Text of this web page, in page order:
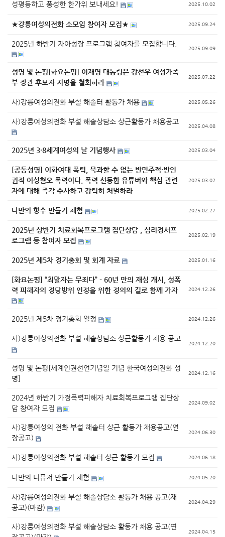
성평등하고 풍성한 한가위 보내세요! 2025.10.02
★강릉여성의전화 소모임 참여자 모집★ 2025.09.24
2025년 하반기 자아성장 프로그램 참여자를 모집합니다.
2025.09.09
성명 및 논평[화요논평] 이재명 대통령은 강선우 여성가족
부 장관 후보자 지명을 철회하라
2025.07.22
사)강릉여성의전화 부설 해솔터 활동가 채용 2025.05.26
사)강릉여성의전화 부설 해솔상담소 상근활동가 채용공고
2025.04.08
2025년 3·8세계여성의 날 기념행사 2025.03.04
[공동성명] 이화여대 폭력, 묵과할 수 없는 반민주적·반인
권적 여성혐오 폭력이다. 폭력 선동한 유튜버와 핵심 관련
자에 대해 즉각 수사하고 강력히 처벌하라
2025.03.02
나만의 향수 만들기 체험 2025.02.27
2025년 상반기 치료회복프로그램 집단상담 , 심리정서프
로그램 등 참여자 모집
2025.02.19
2025년 제5차 정기총회 및 회계 자료 2025.01.16
[화요논평] “최말자는 무죄다” - 60년 만의 재심 개시, 성폭
력 피해자의 정당방위 인정을 위한 정의의 길로 함께 가자
2024.12.26
2025년 제5차 정기총회 일정 2024.12.26
사)강릉여성의전화 부설 해솔상담소 상근활동가 채용 공고
2024.12.20
성명 및 논평[세계인권선언기념일 기념 한국여성의전화 성
명]
2024.12.16
2024년 하반기 가정폭력피해자 치료회복프로그램 집단상
담 참여자 모집
2024.09.02
사)강릉여성의 전화 부설 해솔터 상근 활동가 채용공고(연
장공고)
2024.06.30
사)강릉여성의전화 부설 해솔터 상근 활동가 모집 2024.06.18
나만의 디퓨저 만들기 체험 2024.05.20
사)강릉여성의전화 부설 해솔상담소 활동가 채용 공고(재
공고)(마감)
2024.04.29
사)강릉여성의전화 부설 해솔상담소 활동가 채용 공고(연
2024.04.15